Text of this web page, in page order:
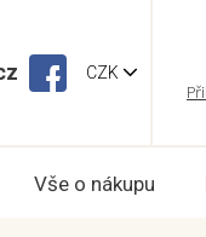
CZK
Vše o nákupu